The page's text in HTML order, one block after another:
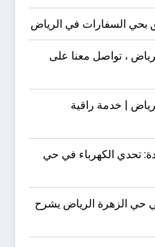
بحي السفارات في الرياض
، تواصل معنا على
| خدمة راقية
تحدي الكهرباء في حي
حي الزهرة الرياض يشرح